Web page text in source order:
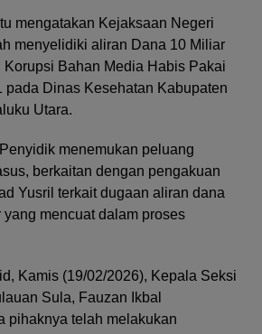
mengatakan Kejaksaan Negeri
menyelidiki aliran Dana 10 Miliar
Bahan Media Habis Pakai
pada Dinas Kesehatan Kabupaten
Utara.
menemukan peluang
berkaitan dengan pengakuan
Yusril terkait dugaan aliran dana
mencuat dalam proses
Kamis (19/02/2026), Kepala Seksi
Sula, Fauzan Ikbal
pihaknya telah melakukan